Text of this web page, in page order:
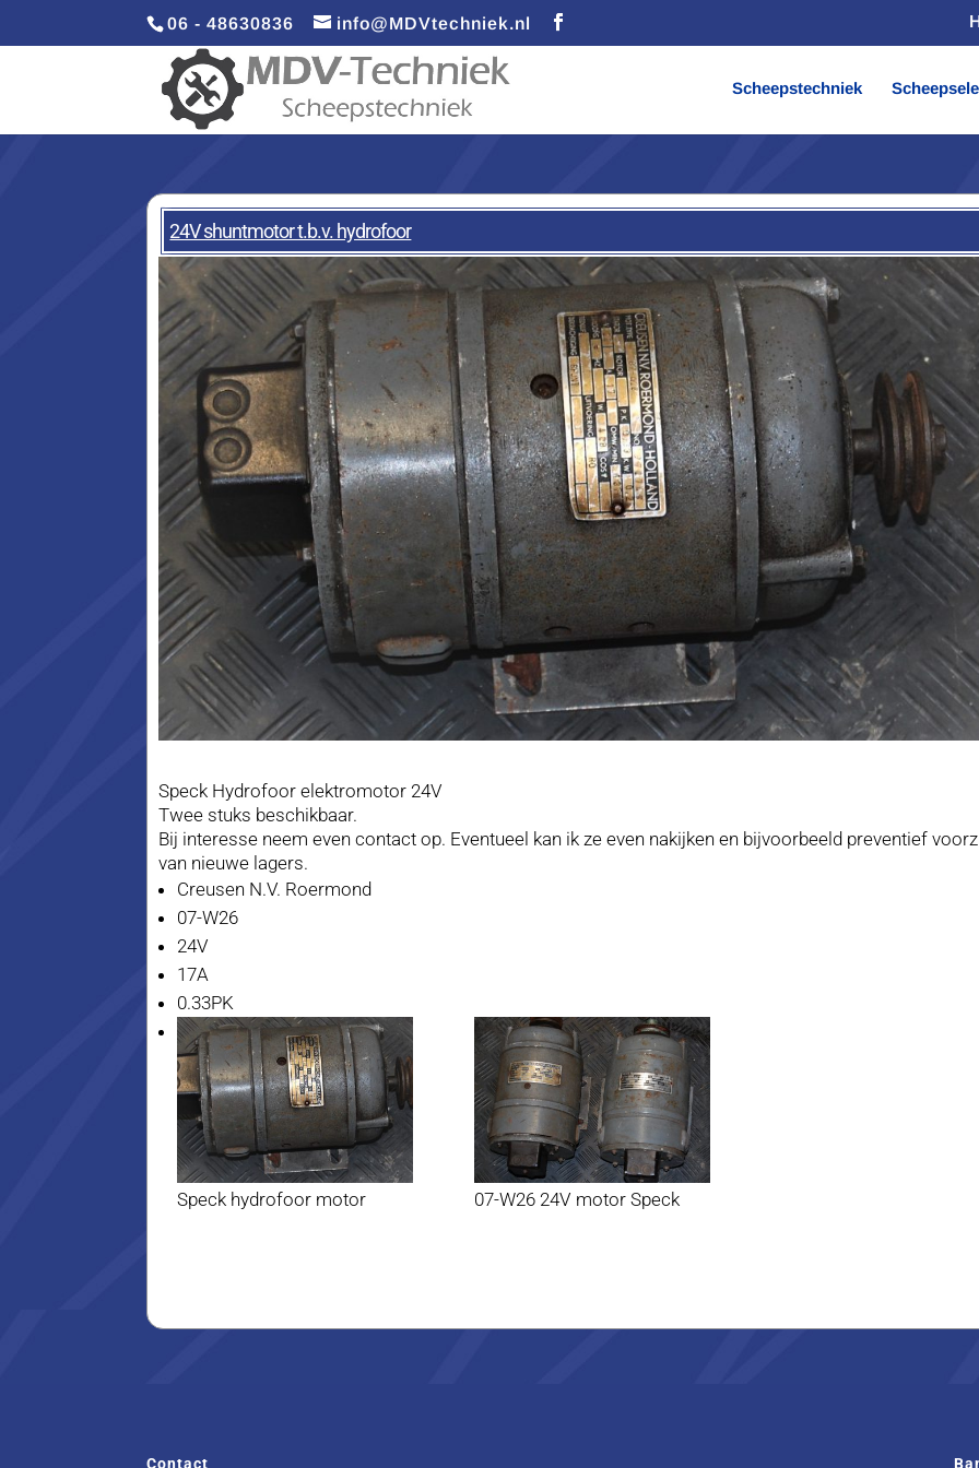
06 - 48630836 info@MDVtechniek.nl
Scheepstechniek
24V shuntmotor t.b.v. hydrofoor
Speck Hydrofoor elektromotor 24V
Twee stuks beschikbaar.
Bij interesse neem even contact op. Eventueel kan ik ze even nakijken en bijvoorbeeld preventief
van nieuwe lagers.
Creusen N.V. Roermond
07-W26
24V
17A
0.33PK
Speck hydrofoor motor 07-W26 24V motor Speck
Contact